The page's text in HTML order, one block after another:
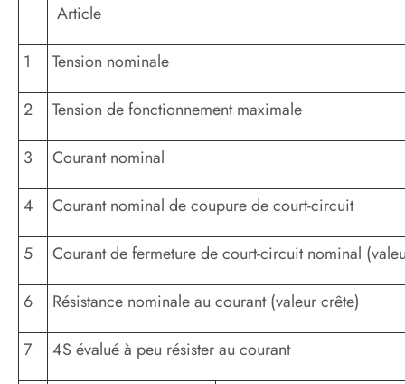
Article
1 Tension nominale
2 Tension de fonctionnement maximale
3 Courant nominal
4 Courant nominal de coupure de court-circuit
5 Courant de fermeture de court-circuit nominal
6 Résistance nominale au courant (valeur crête)
7 4S évalué à peu résister au courant